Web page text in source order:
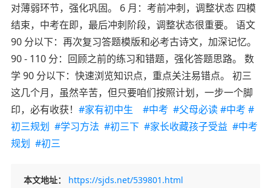
对薄弱环节，强化巩固。 6 月：考前冲刺，调整状态 四模
结束，中考在即，最后冲刺阶段，调整状态很重要。 语文
90 分以下：再次复习答题模版和必考古诗文，加深记忆。
90 - 110 分：回顾之前的练习和错题，强化答题思路。 数
学 90 分以下：快速浏览知识点，重点关注易错点。 初三
这几个月，虽然辛苦，但只要咱们按照计划，一步一个脚
印，必有收获！ #家有初中生 #中考 #父母必读#中考 #
初三规划 #学习方法 #初三下 #家长收藏孩子受益 #中考
规划 #初三
本文地址：
https://sjds.net/539801.html